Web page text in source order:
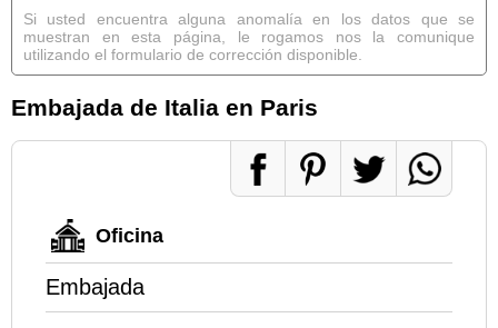
Si usted encuentra alguna anomalía en los datos que se
muestran en esta página, le rogamos nos la comunique
utilizando el formulario de corrección disponible.
Embajada de Italia en Paris
Oficina
Embajada